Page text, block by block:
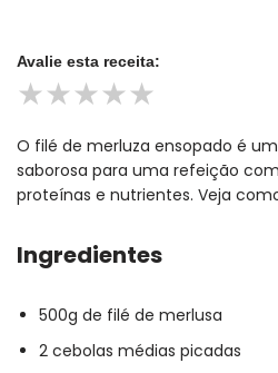
Avalie esta receita:
★★★★★
O filé de merluza ensopado é
saborosa para uma refeição
proteínas e nutrientes. Veja
Ingredientes
500g de filé de merlusa
2 cebolas médias picadas